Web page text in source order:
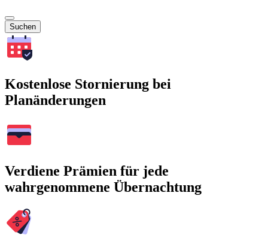
Suchen
Kostenlose Stornierung bei
Planänderungen
Verdiene Prämien für jede
wahrgenommene Übernachtung